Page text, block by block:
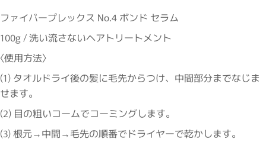
合を構築することで毛髪を強化します。
・毛髪を良い状態で保ち、次回来店時の
施術の幅を狭めることなく、お客様への
ファイバープレックス No.4 ボンド セラム
100g / 洗い流さないヘアトリートメント
〈使用方法〉
(1) タオルドライ後の髪に毛先からつけ、中間部分までなじま
せます。
(2) 目の粗いコームでコーミングします。
(3) 根元→中間→毛先の順番でドライヤーで乾かします。